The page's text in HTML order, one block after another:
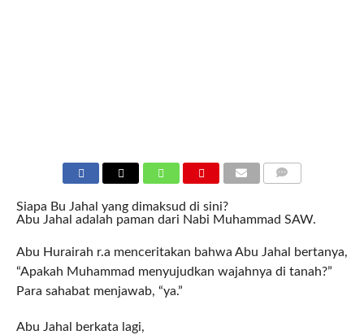
Siapa Bu Jahal yang dimaksud di sini?
Abu Jahal adalah paman dari Nabi Muhammad SAW.
Abu Hurairah r.a menceritakan bahwa Abu Jahal bertanya,
“Apakah Muhammad menyujudkan wajahnya di tanah?”
Para sahabat menjawab, “ya.”
Abu Jahal berkata lagi,